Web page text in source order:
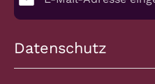
Datenschutz